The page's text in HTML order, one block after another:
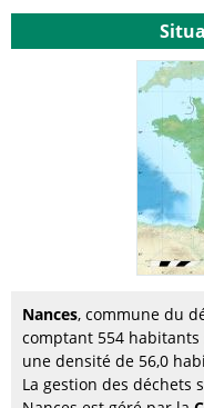
Nances, commune du
comptant 554 habitants
une densité de 56,0
La gestion des